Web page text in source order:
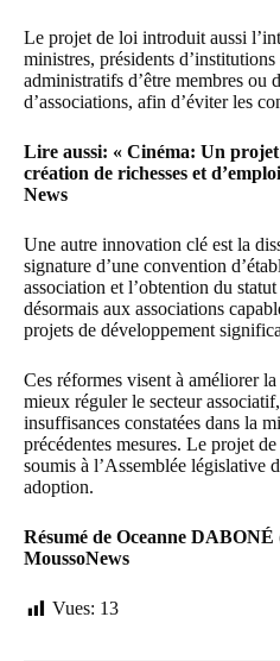
Le projet de loi introduit aussi
ministres, présidents d’institutions
administratifs d’être membres ou
d’associations, afin d’éviter les
Lire aussi: « Cinéma: Un
création de richesses et
News
Une autre innovation clé est la
signature d’une convention
association et l’obtention du
désormais aux associations
projets de développement
Ces réformes visent à améliorer la
mieux réguler le secteur
insuffisances constatées dans la
précédentes mesures. Le projet
soumis à l’Assemblée législative
adoption.
Résumé de Oceanne DABONÉ
MoussoNews
Vues: 13